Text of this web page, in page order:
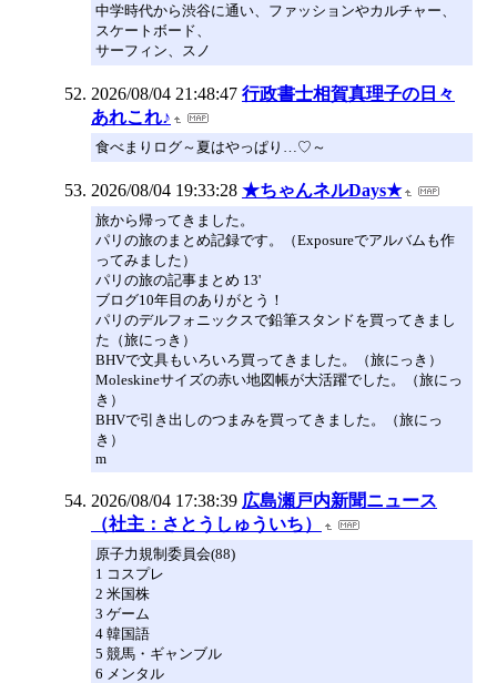
中学時代から渋谷に通い、ファッションやカルチャー、
スケートボード、
サーフィン、スノ
2026/08/04 21:48:47 行政書士相賀真理子の日々
あれこれ♪
食べまりログ～夏はやっぱり…♡～
2026/08/04 19:33:28 ★ちゃんネルDays★
旅から帰ってきました。
パリの旅のまとめ記録です。（Exposureでアルバムも作
ってみました）
パリの旅の記事まとめ 13'
ブログ10年目のありがとう！
パリのデルフォニックスで鉛筆スタンドを買ってきまし
た（旅にっき）
BHVで文具もいろいろ買ってきました。（旅にっき）
Moleskineサイズの赤い地図帳が大活躍でした。（旅にっ
き）
BHVで引き出しのつまみを買ってきました。（旅にっ
き）
m
2026/08/04 17:38:39 広島瀬戸内新聞ニュース
（社主：さとうしゅういち）
原子力規制委員会(88)
1 コスプレ
2 米国株
3 ゲーム
4 韓国語
5 競馬・ギャンブル
6 メンタル